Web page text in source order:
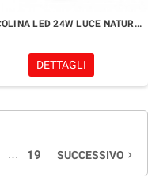
CIRCOLINA LED 24W LUCE NATURALE 4000K
DETTAGLI
… 19 SUCCESSIVO navigate_next